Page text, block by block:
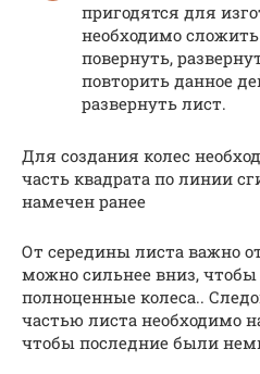
пригодятся для
необходимо
повернуть,
повторить данное
развернуть лист.
Для создания колес
часть квадрата по линии
намечен ранее
От середины листа важно
можно сильнее вниз,
полноценные колеса..
частью листа необходимо
чтобы последние были